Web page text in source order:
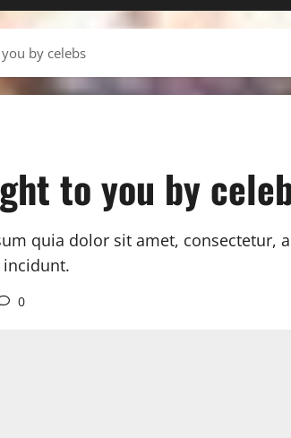
by celebs
to you by
quia dolor sit amet, consectetur,
0